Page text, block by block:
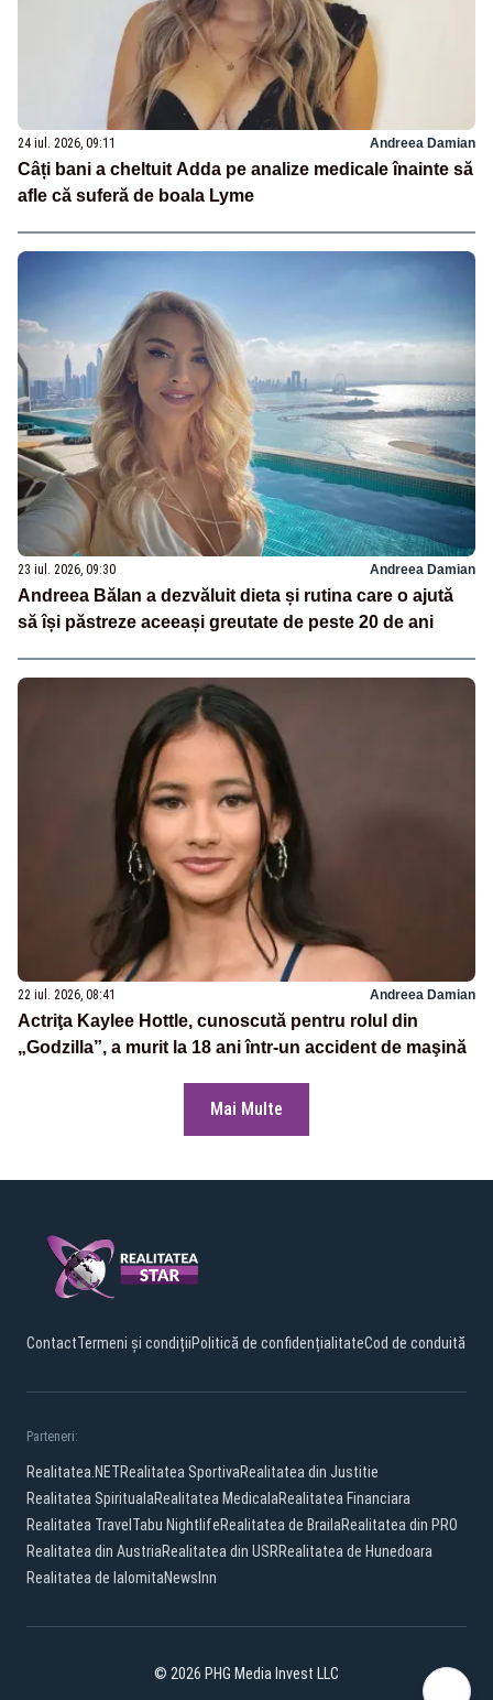
24 iul. 2026, 09:11 Andreea Damian
Câți bani a cheltuit Adda pe analize medicale înainte să
afle că suferă de boala Lyme
23 iul. 2026, 09:30 Andreea Damian
Andreea Bălan a dezvăluit dieta și rutina care o ajută
să își păstreze aceeași greutate de peste 20 de ani
22 iul. 2026, 08:41 Andreea Damian
Actriţa Kaylee Hottle, cunoscută pentru rolul din
„Godzilla”, a murit la 18 ani într-un accident de maşină
Mai Multe
ContactTermeni și condițiiPolitică de confidențialitateCod de conduită
Parteneri:
Realitatea.NETRealitatea SportivaRealitatea din Justitie
Realitatea SpiritualaRealitatea MedicalaRealitatea Financiara
Realitatea Travel Tabu NightlifeRealitatea de BrailaRealitatea din PRO
Realitatea din AustriaRealitatea din USRRealitatea de Hunedoara
Realitatea de IalomitaNewsInn
© 2026 PHG Media Invest LLC